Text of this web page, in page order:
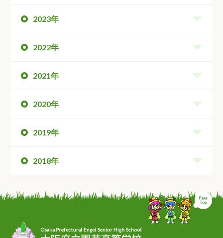
2023年
2022年
2021年
2020年
2019年
2018年
ペ